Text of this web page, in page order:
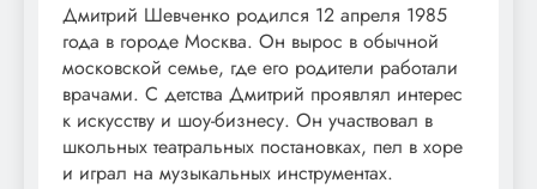
Дмитрий Шевченко родился 12 апреля 1985
года в городе Москва. Он вырос в обычной
московской семье, где его родители работали
врачами. С детства Дмитрий проявлял интерес
к искусству и шоу-бизнесу. Он участвовал в
школьных театральных постановках, пел в хоре
и играл на музыкальных инструментах.